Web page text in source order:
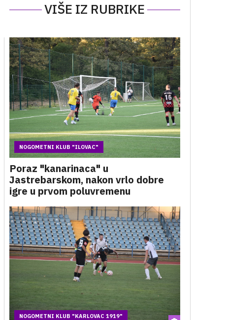
VIŠE IZ RUBRIKE
NOGOMETNI KLUB "ILOVAC"
Poraz "kanarinaca" u
Jastrebarskom, nakon vrlo dobre
igre u prvom poluvremenu
NOGOMETNI KLUB "KARLOVAC 1919"